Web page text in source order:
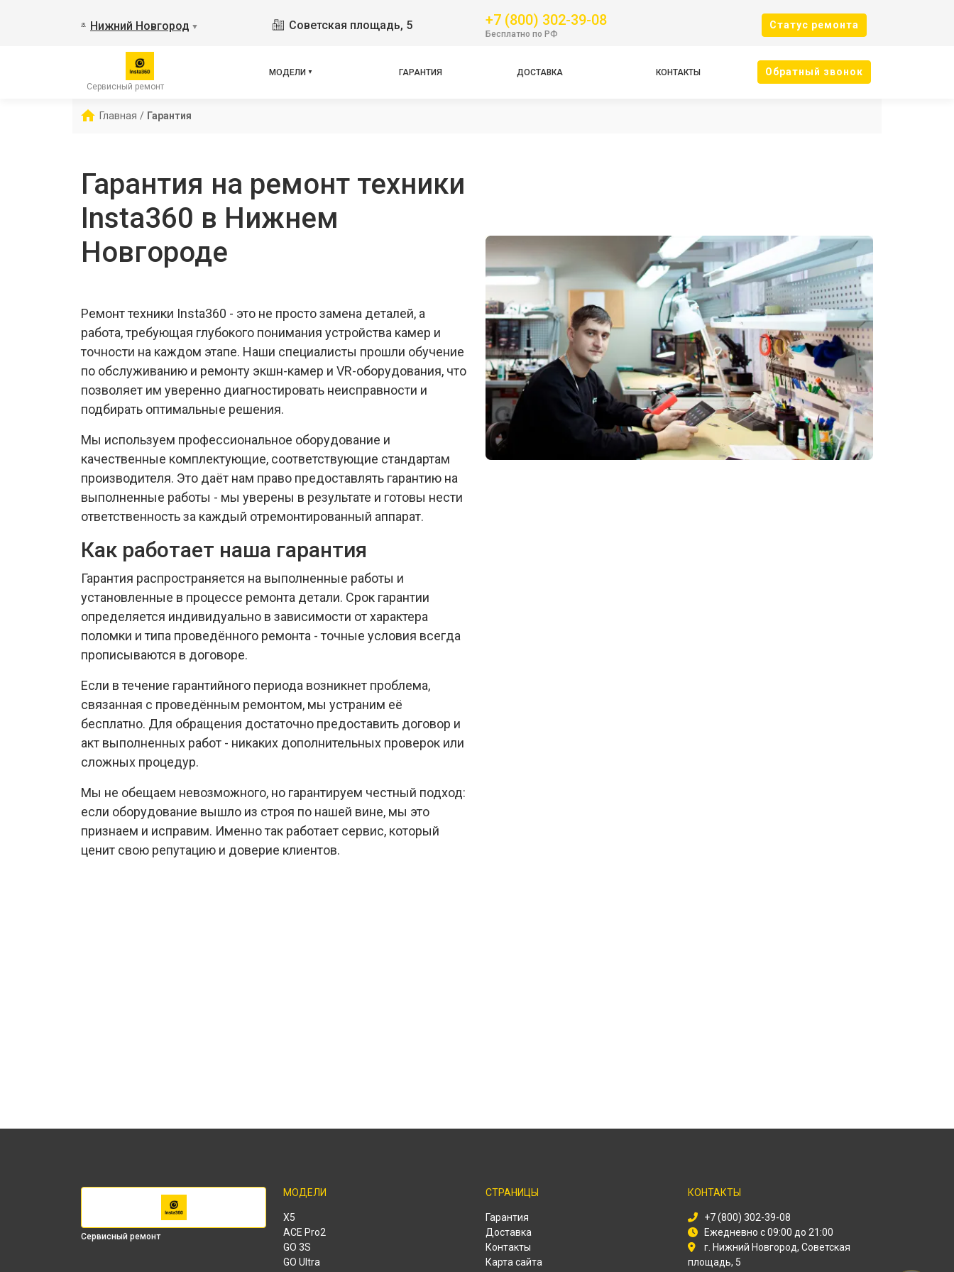
Нижний Новгород ▼ Советская площадь, 5 +7 (800) 302-39-08
Бесплатно по РФ
Cтатус ремонта
Сервисный ремонт
МОДЕЛИ ГАРАНТИЯ ДОСТАВКА КОНТАКТЫ Oбратный звонок
Главная / Гарантия
Гарантия на ремонт техники
Insta360 в Нижнем
Новгороде
Ремонт техники Insta360 - это не просто замена деталей, а
работа, требующая глубокого понимания устройства камер и
точности на каждом этапе. Наши специалисты прошли обучение
по обслуживанию и ремонту экшн-камер и VR-оборудования, что
позволяет им уверенно диагностировать неисправности и
подбирать оптимальные решения.
Мы используем профессиональное оборудование и
качественные комплектующие, соответствующие стандартам
производителя. Это даёт нам право предоставлять гарантию на
выполненные работы - мы уверены в результате и готовы нести
ответственность за каждый отремонтированный аппарат.
Как работает наша гарантия
Гарантия распространяется на выполненные работы и
установленные в процессе ремонта детали. Срок гарантии
определяется индивидуально в зависимости от характера
поломки и типа проведённого ремонта - точные условия всегда
прописываются в договоре.
Если в течение гарантийного периода возникнет проблема,
связанная с проведённым ремонтом, мы устраним её
бесплатно. Для обращения достаточно предоставить договор и
акт выполненных работ - никаких дополнительных проверок или
сложных процедур.
Мы не обещаем невозможного, но гарантируем честный подход:
если оборудование вышло из строя по нашей вине, мы это
признаем и исправим. Именно так работает сервис, который
ценит свою репутацию и доверие клиентов.
Сервисный ремонт
МОДЕЛИ
X5
ACE Pro2
GO 3S
GO Ultra
СТРАНИЦЫ
Гарантия
Доставка
Контакты
Карта сайта
КОНТАКТЫ
+7 (800) 302-39-08
Ежедневно с 09:00 до 21:00
г. Нижний Новгород, Советская
площадь, 5